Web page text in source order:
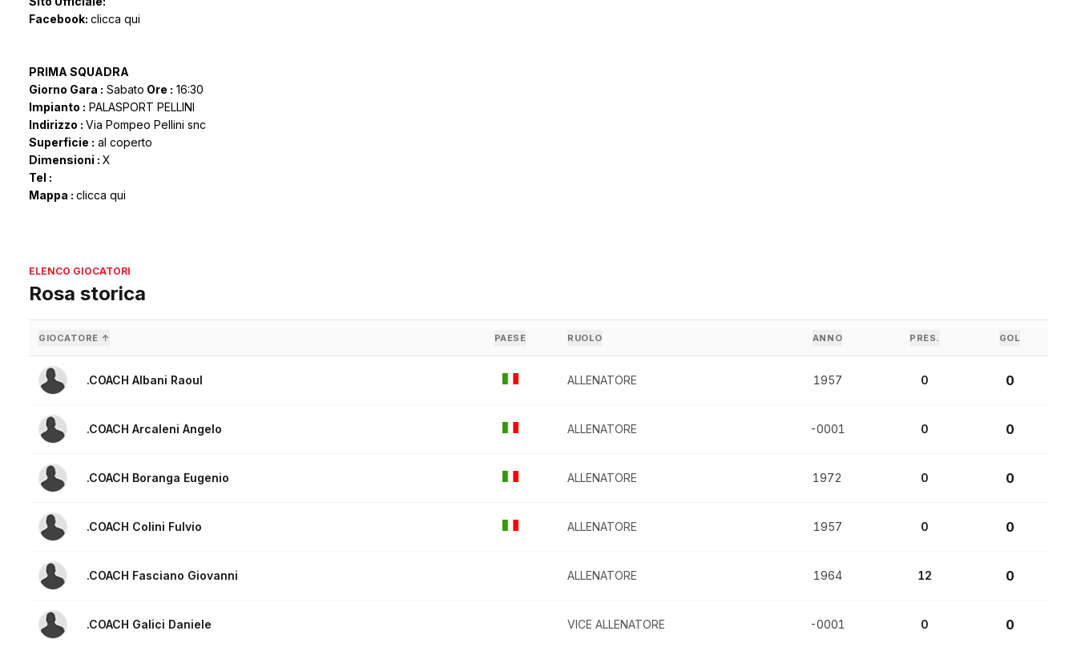
Facebook: clicca qui
PRIMA SQUADRA
Giorno Gara : Sabato Ore : 16:30
Impianto : PALASPORT PELLINI
Indirizzo : Via Pompeo Pellini snc
Superficie : al coperto
Dimensioni : X
Tel :
Mappa : clicca qui
ELENCO GIOCATORI
Rosa storica
GIOCATORE ↑ PAESE RUOLO ANNO PRES. GOL
.COACH Albani Raoul ALLENATORE 1957 0 0
.COACH Arcaleni Angelo ALLENATORE -0001 0 0
.COACH Boranga Eugenio ALLENATORE 1972 0 0
.COACH Colini Fulvio ALLENATORE 1957 0 0
.COACH Fasciano Giovanni ALLENATORE 1964 12 0
.COACH Galici Daniele VICE ALLENATORE -0001 0 0